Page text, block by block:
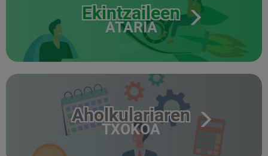
Ekintzaileen
ATARIA
Aholkulariaren
TXOKOA